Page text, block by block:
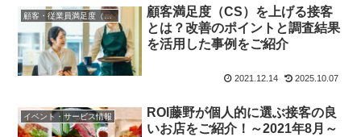
顧客・従業員満足度（CS/ES）
顧客満足度（CS）を上げる接客
とは？改善のポイントと調査結果
を活用した事例をご紹介
2021.12.14 2025.10.07
イベント・サービス情報
ROI藤野が個人的に選ぶ接客の良
いお店をご紹介！～2021年8月～